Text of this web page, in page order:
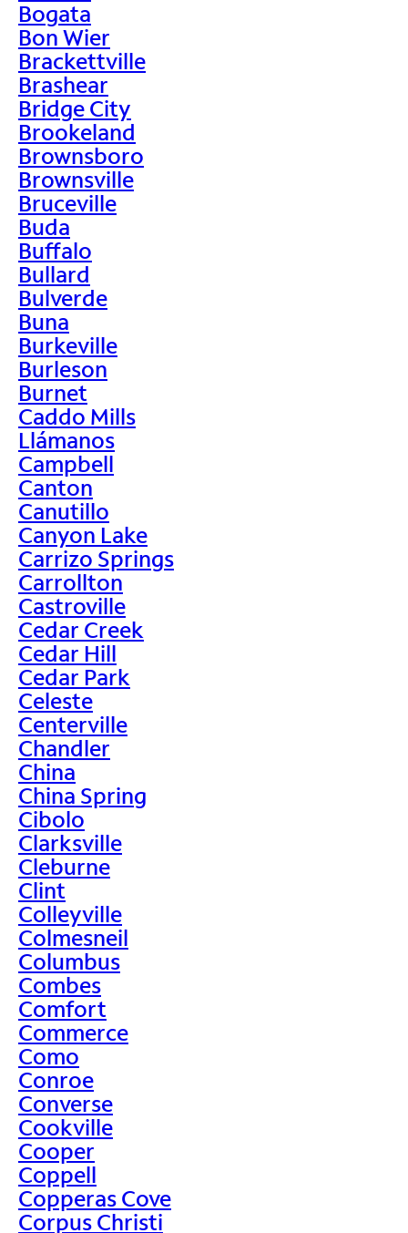
Bogata
Bon Wier
Brackettville
Brashear
Bridge City
Brookeland
Brownsboro
Brownsville
Bruceville
Buda
Buffalo
Bullard
Bulverde
Buna
Burkeville
Burleson
Burnet
Caddo Mills
Llámanos
Campbell
Canton
Canutillo
Canyon Lake
Carrizo Springs
Carrollton
Castroville
Cedar Creek
Cedar Hill
Cedar Park
Celeste
Centerville
Chandler
China
China Spring
Cibolo
Clarksville
Cleburne
Clint
Colleyville
Colmesneil
Columbus
Combes
Comfort
Commerce
Como
Conroe
Converse
Cookville
Cooper
Coppell
Copperas Cove
Corpus Christi